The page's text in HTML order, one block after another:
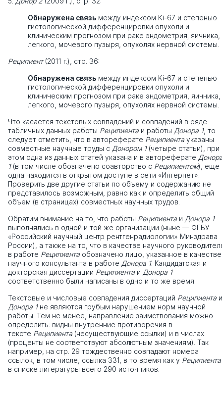
Обнаружена связь между индексом Ki-67 и степенью
гистологической дифференцировки опухоли и
клиническим прогнозом при раке эндометрия; яичника,
легкого, мочевого пузыря, опухолях нервной системы.
Реципиент(2011 г.), стр. 36:
Обнаружена связь между индексом Ki-67 и степенью
гистологической дифференцировки опухоли и
клиническим прогнозом при раке эндометрия, яичника,
легкого, мочевого пузыря, опухолях нервной системы.
Что касается текстовых совпадений и совпадений в ряде
табличных данных работы Реципиента и работы Донора 1, то
следует отметить, что в автореферате Реципиента указаны
совместные научные труды с Донором 1(четыре статьи), при
этом одна из данных статей указана и в автореферате
1(в том числе обозначено соавторство с Реципиентом), еще
одна находится в открытом доступе в сети «Интернет».
Проверить две другие статьи по объему и содержанию не
представилось возможным, равно как и определить общий
объем (в страницах) совместных научных трудов.
Обратим внимание на то, что работы Реципиента и Донора 1
выполнялись в одной и той же организации (ныне — ФГБУ
«Российский научный центр рентгенрадиологии» Минздрава
России), а также на то, что в качестве научного
в работе Реципиента обозначено лицо, указанное в качестве
научного консультанта в работе Донора 1. Кандидатская и
докторская диссертации Реципиента и Донора 1
соответственно были написаны в одно и то же время.
Текстовые и числовые совпадения диссертаций Реципиента и
Донора 1не являются грубым нарушением норм научной
работы. Тем не менее, направление заимствования можно
определить: видны внутренние противоречия в
тексте Реципиента (несуществующие ссылки) и в числах
(проценты не соответствуют абсолютным значениям). Так
например, на стр. 29 тождественно совпадают номера
ссылок, в том числе, ссылка 331, в то время как у Реципиента
в списке литературы всего 290 источников.